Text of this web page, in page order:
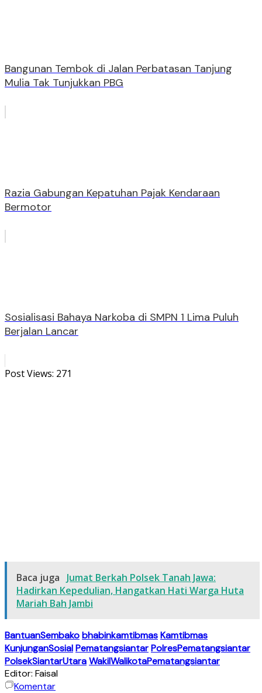
Bangunan Tembok di Jalan Perbatasan Tanjung
Mulia Tak Tunjukkan PBG
Razia Gabungan Kepatuhan Pajak Kendaraan
Bermotor
Sosialisasi Bahaya Narkoba di SMPN 1 Lima Puluh
Berjalan Lancar
Post Views: 271
Baca juga
Jumat Berkah Polsek Tanah Jawa:
Hadirkan Kepedulian, Hangatkan Hati Warga Huta
Mariah Bah Jambi
BantuanSembakobhabinkamtibmasKamtibmas
KunjunganSosialPematangsiantarPolresPematangsiantar
PolsekSiantarUtaraWakilWalikotaPematangsiantar
Editor: Faisal
Komentar